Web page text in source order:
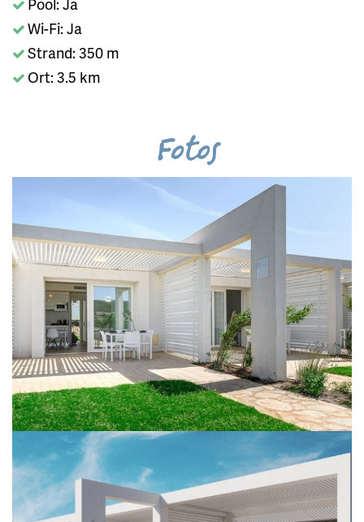
Wi-Fi: Ja
Strand: 350 m
Ort: 3.5 km
Fotos